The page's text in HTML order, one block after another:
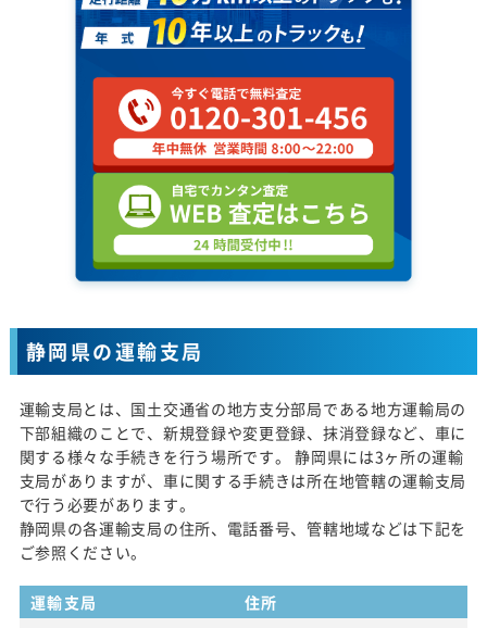
静岡県の運輸支局
運輸支局とは、国土交通省の地方支分部局である地方運輸局の
下部組織のことで、新規登録や変更登録、抹消登録など、車に
関する様々な手続きを行う場所です。 静岡県には3ヶ所の運輸
支局がありますが、車に関する手続きは所在地管轄の運輸支局
で行う必要があります。
静岡県の各運輸支局の住所、電話番号、管轄地域などは下記を
ご参照ください。
運輸支局 住所